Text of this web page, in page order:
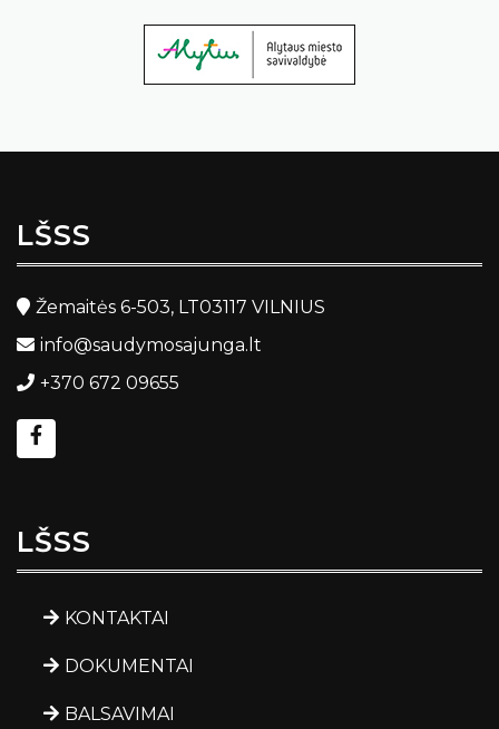
LŠSS
Žemaitės 6-503, LT03117 VILNIUS
info@saudymosajunga.lt
+370 672 09655
LŠSS
KONTAKTAI
DOKUMENTAI
BALSAVIMAI